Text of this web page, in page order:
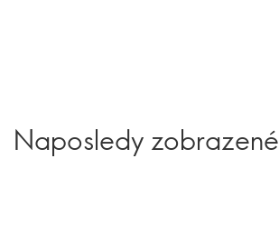
Naposledy zobrazené